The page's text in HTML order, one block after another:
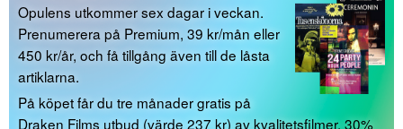
Opulens utkommer sex dagar i veckan.
Prenumerera på Premium, 39 kr/mån eller
450 kr/år, och få tillgång även till de låsta
artiklarna.
På köpet får du tre månader gratis på
Draken Films utbud (värde 237 kr) av kvalitetsfilmer, 30%